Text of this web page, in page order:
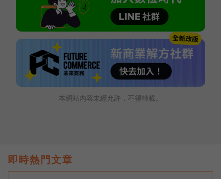
本網站內容未經允許，不得轉載。
即時熱門文章